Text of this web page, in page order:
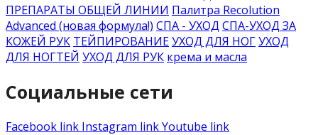
ПРЕПАРАТЫ ОБЩЕЙ ЛИНИИ Палитра Recolution
Advanced (новая формула!) СПА - УХОД СПА-УХОД ЗА
КОЖЕЙ РУК ТЕЙПИРОВАНИЕУХОД ДЛЯ НОГУХОД
ДЛЯ НОГТЕЙ УХОД ДЛЯ РУК крема и масла
Социальные сети
Facebook link Instagram linkYoutube link